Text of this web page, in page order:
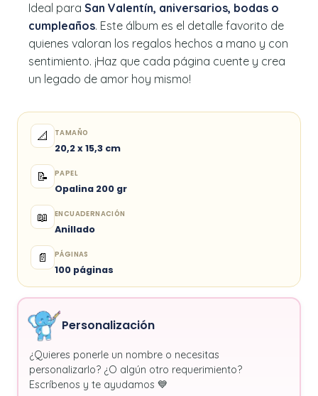
Ideal para San Valentín, aniversarios, bodas o
cumpleaños. Este álbum es el detalle favorito de
quienes valoran los regalos hechos a mano y con
sentimiento. ¡Haz que cada página cuente y crea
un legado de amor hoy mismo!
📐 TAMAÑO
20,2 x 15,3 cm
📝 PAPEL
Opalina 200 gr
📖 ENCUADERNACIÓN
Anillado
📄 PÁGINAS
100 páginas
Personalización
¿Quieres ponerle un nombre o necesitas
personalizarlo? ¿O algún otro requerimiento?
Escríbenos y te ayudamos 💙